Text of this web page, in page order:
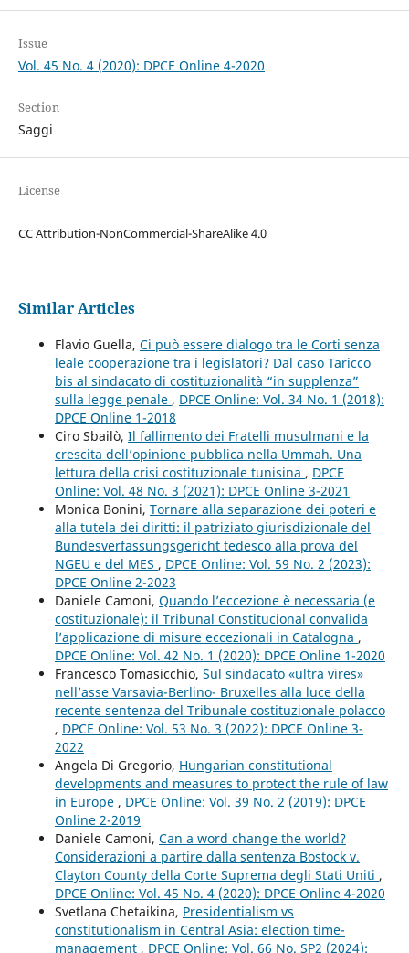
Issue
Vol. 45 No. 4 (2020): DPCE Online 4-2020
Section
Saggi
License
CC Attribution-NonCommercial-ShareAlike 4.0
Similar Articles
Flavio Guella, Ci può essere dialogo tra le Corti senza
leale cooperazione tra i legislatori? Dal caso Taricco
bis al sindacato di costituzionalità “in supplenza”
sulla legge penale , DPCE Online: Vol. 34 No. 1 (2018):
DPCE Online 1-2018
Ciro Sbailò, Il fallimento dei Fratelli musulmani e la
crescita dell’opinione pubblica nella Ummah. Una
lettura della crisi costituzionale tunisina , DPCE
Online: Vol. 48 No. 3 (2021): DPCE Online 3-2021
Monica Bonini, Tornare alla separazione dei poteri e
alla tutela dei diritti: il patriziato giurisdizionale del
Bundesverfassungsgericht tedesco alla prova del
NGEU e del MES , DPCE Online: Vol. 59 No. 2 (2023):
DPCE Online 2-2023
Daniele Camoni, Quando l’eccezione è necessaria (e
costituzionale): il Tribunal Constitucional convalida
l’applicazione di misure eccezionali in Catalogna ,
DPCE Online: Vol. 42 No. 1 (2020): DPCE Online 1-2020
Francesco Tomasicchio, Sul sindacato «ultra vires»
nell’asse Varsavia-Berlino- Bruxelles alla luce della
recente sentenza del Tribunale costituzionale polacco
, DPCE Online: Vol. 53 No. 3 (2022): DPCE Online 3-
2022
Angela Di Gregorio, Hungarian constitutional
developments and measures to protect the rule of law
in Europe , DPCE Online: Vol. 39 No. 2 (2019): DPCE
Online 2-2019
Daniele Camoni, Can a word change the world?
Considerazioni a partire dalla sentenza Bostock v.
Clayton County della Corte Suprema degli Stati Uniti ,
DPCE Online: Vol. 45 No. 4 (2020): DPCE Online 4-2020
Svetlana Chetaikina, Presidentialism vs
constitutionalism in Central Asia: election time-
management , DPCE Online: Vol. 66 No. SP2 (2024):